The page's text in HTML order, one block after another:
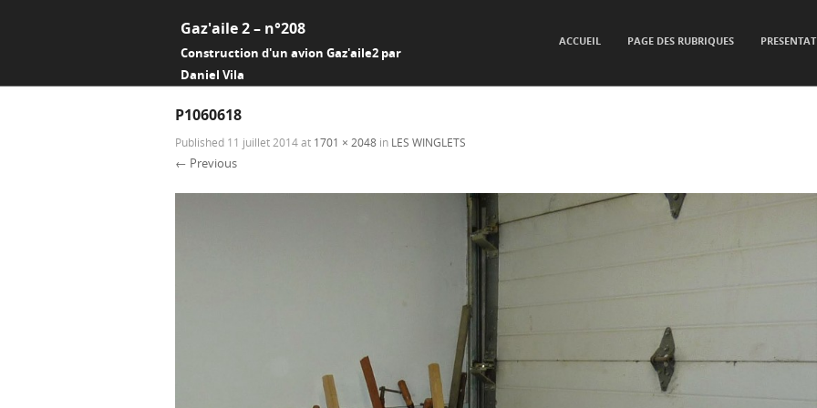
Gaz'aile 2 – n°208
Construction d'un avion Gaz'aile2 par
Daniel Vila
ACCUEIL PAGE DES RUBRIQUES
P1060618
Published 11 juillet 2014at 1701 × 2048 in LES WINGLETS
← Previous